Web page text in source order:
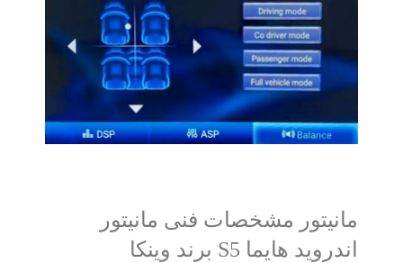
مانیتور مشخصات فنی مانیتور
اندروید هایما S5 برند وینکا